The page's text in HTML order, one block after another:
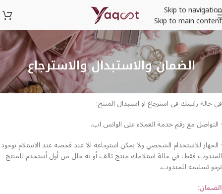
Skip to navigation
Skip to main content
الضمان والاستبدال والاسترجاع
في حالة رغبتك في استرجاع او استبدال المنتج:
· التواصل مع رقم خدمة العملاء على الواتس اب.
· الجهاز للاستخدام الشخصي ولا يمكن استرجاعه الا عند فحصه عند الاستلام بوجود
المندوب فقط، في حالة استلامك منتج تالف أو به خلل من أول أستخدم للمنتج
نرجو تسليمه للمندوب.
الضمان: